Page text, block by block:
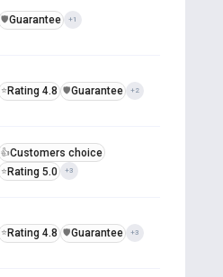
️🛡️Guarantee +1
⭐ Rating 4.8 ️🛡️Guarantee +2
👍Customers choice
⭐Rating 5.0 +3
⭐ Rating 4.8 ️🛡️Guarantee +3